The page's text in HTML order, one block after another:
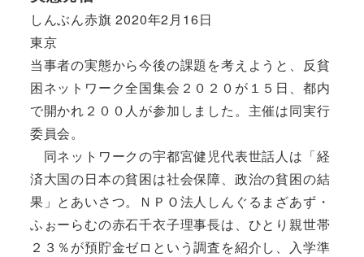
しんぶん赤旗 2020年2月16日
東京
当事者の実態から今後の課題を考えようと、反貧
困ネットワーク全国集会２０２０が１５日、都内
で開かれ２００人が参加しました。主催は同実行
委員会。
同ネットワークの宇都宮健児代表世話人は「経
済大国の日本の貧困は社会保障、政治の貧困の結
果」とあいさつ。ＮＰＯ法人しんぐるまざあず・
ふぉーらむの赤石千衣子理事長は、ひとり親世帯
２３％が預貯金ゼロという調査を紹介し、入学準